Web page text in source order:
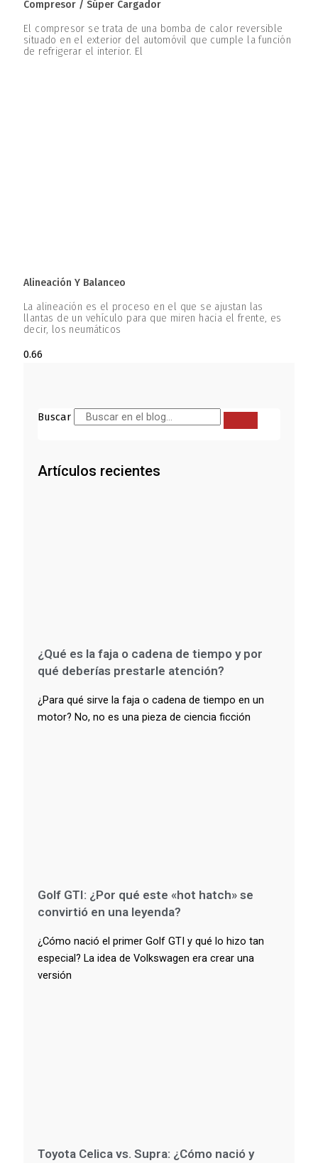
Compresor / Súper Cargador
El compresor se trata de una bomba de calor reversible
situado en el exterior del automóvil que cumple la función
de refrigerar el interior. El
Alineación Y Balanceo
La alineación es el proceso en el que se ajustan las
llantas de un vehículo para que miren hacia el frente, es
decir, los neumáticos
Buscar
Artículos recientes
¿Qué es la faja o cadena de tiempo y por
qué deberías prestarle atención?
¿Para qué sirve la faja o cadena de tiempo en un
motor? No, no es una pieza de ciencia ficción
Golf GTI: ¿Por qué este «hot hatch» se
convirtió en una leyenda?
¿Cómo nació el primer Golf GTI y qué lo hizo tan
especial? La idea de Volkswagen era crear una
versión
Toyota Celica vs. Supra: ¿Cómo nació y